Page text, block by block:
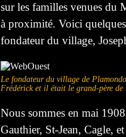
sur les familles venues du
à proximité. Voici
fondateur du village,
Le fondateur du village de
Frédérick et il était le grand-père
Nous sommes en mai
Gauthier, St-Jean, Cagle,